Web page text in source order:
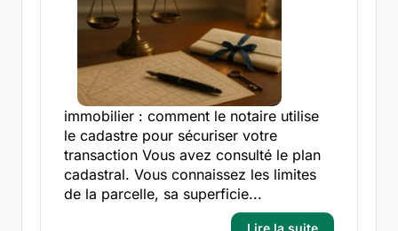
immobilier : comment le notaire utilise
le cadastre pour sécuriser votre
transaction Vous avez consulté le plan
cadastral. Vous connaissez les limites
de la parcelle, sa superficie...
Lire la suite